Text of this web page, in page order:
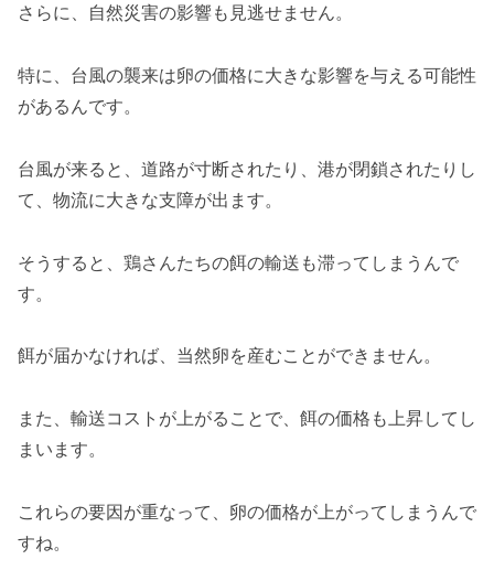
さらに、自然災害の影響も見逃せません。
特に、台風の襲来は卵の価格に大きな影響を与える可能性
があるんです。
台風が来ると、道路が寸断されたり、港が閉鎖されたりし
て、物流に大きな支障が出ます。
そうすると、鶏さんたちの餌の輸送も滞ってしまうんで
す。
餌が届かなければ、当然卵を産むことができません。
また、輸送コストが上がることで、餌の価格も上昇してし
まいます。
これらの要因が重なって、卵の価格が上がってしまうんで
すね。